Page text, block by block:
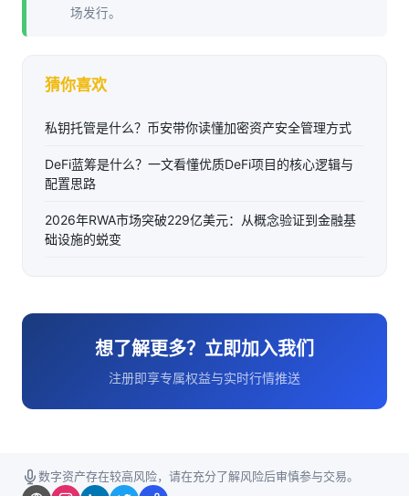
场发行。
猜你喜欢
私钥托管是什么？币安带你读懂加密资产安全管理方式
DeFi蓝筹是什么？一文看懂优质DeFi项目的核心逻辑与
配置思路
2026年RWA市场突破229亿美元：从概念验证到金融基
础设施的蜕变
想了解更多？立即加入我们
注册即享专属权益与实时行情推送
数字资产存在较高风险，请在充分了解风险后审慎参与交易。